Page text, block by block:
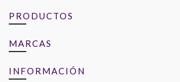
PRODUCTOS
MARCAS
INFORMACIÓN